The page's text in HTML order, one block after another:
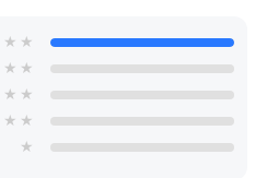
★ ★
★ ★
★ ★
★ ★
★